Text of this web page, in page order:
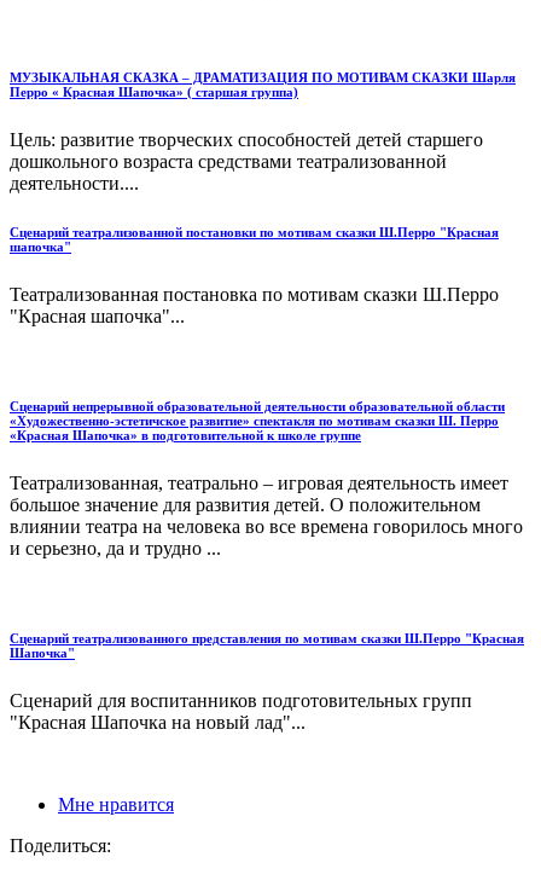
МУЗЫКАЛЬНАЯ СКАЗКА – ДРАМАТИЗАЦИЯ ПО МОТИВАМ СКАЗКИ Шарля
Перро « Красная Шапочка» ( старшая группа)
Цель: развитие творческих способностей детей старшего
дошкольного возраста средствами театрализованной
деятельности....
Сценарий театрализованной постановки по мотивам сказки Ш.Перро "Красная
шапочка"
Театрализованная постановка по мотивам сказки Ш.Перро
"Красная шапочка"...
Сценарий непрерывной образовательной деятельности образовательной области
«Художественно-эстетичское развитие» спектакля по мотивам сказки Ш. Перро
«Красная Шапочка» в подготовительной к школе группе
Театрализованная, театрально – игровая деятельность имеет
большое значение для развития детей. О положительном
влиянии театра на человека во все времена говорилось много
и серьезно, да и трудно ...
Сценарий театрализованного представления по мотивам сказки Ш.Перро "Красная
Шапочка"
Сценарий для воспитанников подготовительных групп
"Красная Шапочка на новый лад"...
Мне нравится
Поделиться: